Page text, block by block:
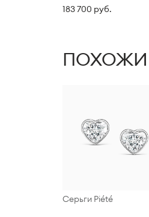
183 700 руб.
Серьги Piété